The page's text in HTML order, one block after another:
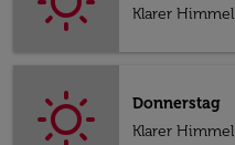
Klarer Himmel
Donnerstag
Klarer Himmel